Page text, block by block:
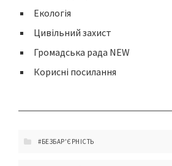
Екологія
Цивільний захист
Громадська рада NEW
Корисні посилання
#БЕЗБАР'ЄРНІСТЬ